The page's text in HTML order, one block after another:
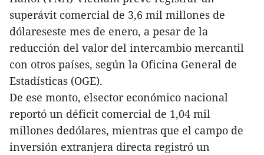
superávit comercial de 3,6 mil millones de
dólareseste mes de enero, a pesar de la
reducción del valor del intercambio mercantil
con otros países, según la Oficina General de
Estadísticas (OGE).
De ese monto, elsector económico nacional
reportó un déficit comercial de 1,04 mil
millones dedólares, mientras que el campo de
inversión extranjera directa registró un